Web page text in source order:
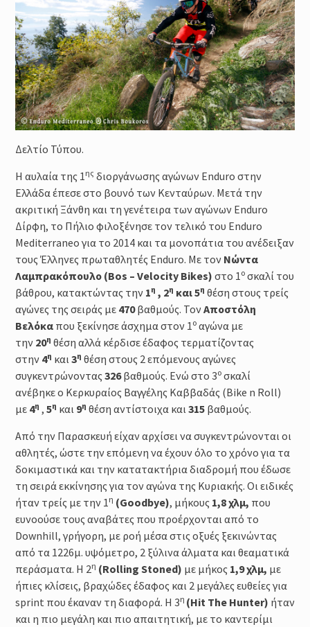
έντασης της προπόνησης :
Φυσιολογικά και Πρακτικά
Ζητήματα
Προπόνηση Τριάθλου :
Περιοδικότητα
Προπόνηση Δύναμης για αθλητές
Τριάθλου
Δελτίο Τύπου.
Η αυλαία της 1 ης διοργάνωσης αγώνων Enduro στην
Ελλάδα έπεσε στο βουνό των Κενταύρων. Μετά την
ακριτική Ξάνθη και τη γενέτειρα των αγώνων Enduro
Δίρφη, το Πήλιο φιλοξένησε τον τελικό του Enduro
Mediterraneo για το 2014 και τα μονοπάτια του ανέδειξαν
τους Έλληνες πρωταθλητές Enduro. Με τον Νώντα
Λαμπρακόπουλο (Bos – Velocity Bikes) στο 1 οσκαλί του
βάθρου, κατακτώντας την 1η , 2η και 5η θέση στους τρείς
αγώνες της σειράς με 470βαθμούς. ΤονΑποστόλη
Βελόκαπου ξεκίνησε άσχημα στον 1 οαγώνα με
την 20η θέση αλλά κέρδισε έδαφος τερματίζοντας
στην 4η και 3η θέση στους 2 επόμενους αγώνες
συγκεντρώνοντας 326βαθμούς. Ενώ στο 3οσκαλί
ανέβηκε ο Κερκυραίος Βαγγέλης Καββαδάς (Bike n Roll)
με 4η , 5η και 9η θέση αντίστοιχα και 315βαθμούς.
Από την Παρασκευή είχαν αρχίσει να συγκεντρώνονται οι
αθλητές, ώστε την επόμενη να έχουν όλο το χρόνο για τα
δοκιμαστικά και την κατατακτήρια διαδρομή που έδωσε
τη σειρά εκκίνησης για τον αγώνα της Κυριακής. Οι ειδικές
ήταν τρείς με την 1 η (Goodbye), μήκους 1,8 χλμ, που
ευνοούσε τους αναβάτες που προέρχονται από το
Downhill, γρήγορη, με ροή μέσα στις οξυές ξεκινώντας
από τα 1226μ. υψόμετρο, 2 ξύλινα άλματα και θεαματικά
περάσματα. Η 2η (Rolling Stoned) με μήκος 1,9 χλμ, με
ήπιες κλίσεις, βραχώδες έδαφος και 2 μεγάλες ευθείες για
sprint που έκαναν τη διαφορά. Η 3η (Hit The Hunter) ήταν
και η πιο μεγάλη και πιο απαιτητική, με το καντερίμι